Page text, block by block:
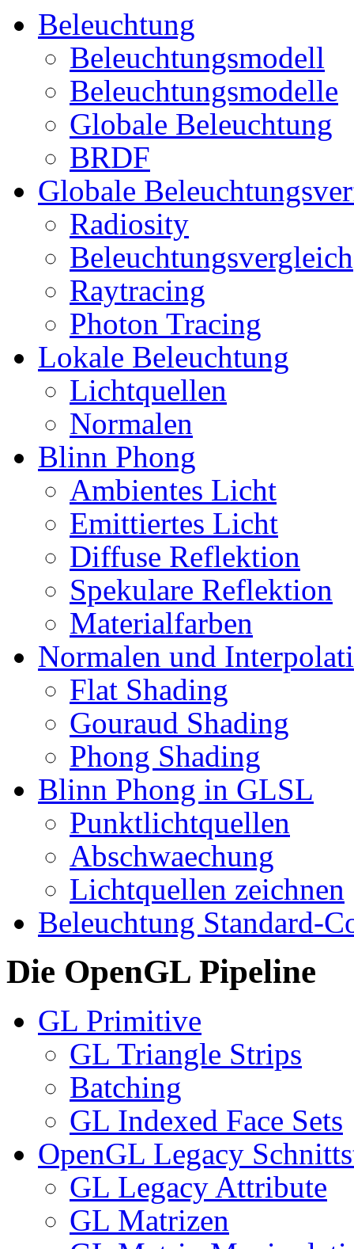
Beleuchtung
Beleuchtungsmodell
Beleuchtungsmodelle
Globale Beleuchtung
BRDF
Globale
Radiosity
Beleuchtungsvergleich
Raytracing
Photon Tracing
Lokale Beleuchtung
Lichtquellen
Normalen
Blinn Phong
Ambientes Licht
Emittiertes Licht
Diffuse Reflektion
Spekulare Reflektion
Materialfarben
Normalen und
Flat Shading
Gouraud Shading
Phong Shading
Blinn Phong in GLSL
Punktlichtquellen
Abschwaechung
Lichtquellen zeichnen
Beleuchtung Standard-
Die OpenGL Pipeline
GL Primitive
GL Triangle Strips
Batching
GL Indexed Face Sets
OpenGL Legacy
GL Legacy Attribute
GL Matrizen